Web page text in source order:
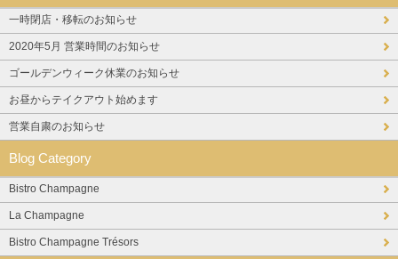
一時閉店・移転のお知らせ
2020年5月 営業時間のお知らせ
ゴールデンウィーク休業のお知らせ
お昼からテイクアウト始めます
営業自粛のお知らせ
Blog Category
Bistro Champagne
La Champagne
Bistro Champagne Trésors